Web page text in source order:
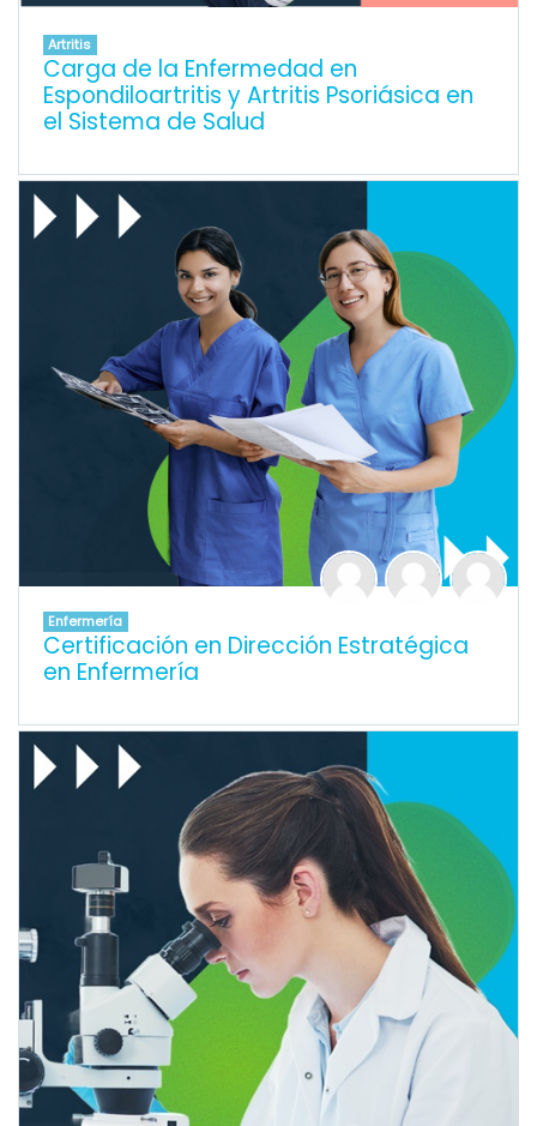
Artritis
Carga de la Enfermedad en
Espondiloartritis y Artritis Psoriásica en
el Sistema de Salud
Enfermería
Certificación en Dirección Estratégica
en Enfermería